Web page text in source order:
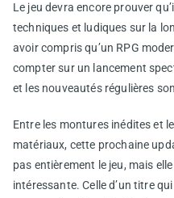
Le jeu devra encore prouver
techniques et ludiques sur la
avoir compris qu’un RPG
compter sur un lancement
et les nouveautés régulières
Entre les montures inédites et
matériaux, cette prochaine
pas entièrement le jeu, mais
intéressante. Celle d’un titre